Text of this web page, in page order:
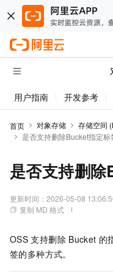
用户指南 开发参考
首页 对象存储 存储空间
是否支持删除Bucket指定标
是否支持删
更新时间： 2026-05-08
复制 MD 格式
OSS 支持删除 Bucket 的
签的多种方式。